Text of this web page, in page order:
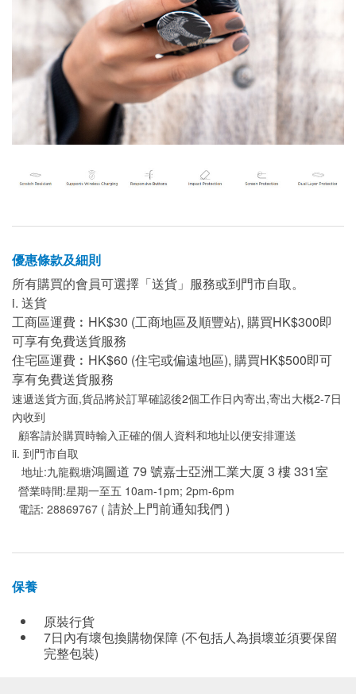
優惠條款及細則
所有購買的會員可選擇「送貨」服務或到門市自取。
i. 送貨
工商區運費︰HK$30 (工商地區及順豐站), 購買HK$300即
可享有免費送貨服務
住宅區運費︰HK$60 (住宅或偏遠地區), 購買HK$500即可
享有免費送貨服務
速遞送貨方面,貨品將於訂單確認後2個工作日內寄出,寄出大概2-7日
內收到
顧客請於購買時輸入正確的個人資料和地址以便安排運送
ii. 到門市自取
地址:九龍觀塘鴻圖道 79 號嘉士亞洲工業大厦 3 樓 331室
營業時間:星期一至五 10am-1pm; 2pm-6pm
電話: 28869767 ( 請於上門前通知我們 )
保養
原裝行貨
7日內有壞包換購物保障 (不包括人為損壞並須要保留
完整包裝)